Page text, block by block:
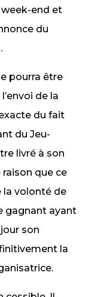
week-end et
du
pourra être
de la
du fait
du Jeu-
livré à son
que ce
la volonté de
gagnant ayant
son
la